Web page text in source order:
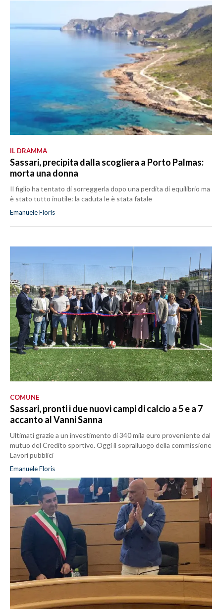
IL DRAMMA
Sassari, precipita dalla scogliera a Porto Palmas:
morta una donna
Il figlio ha tentato di sorreggerla dopo una perdita di equilibrio ma
è stato tutto inutile: la caduta le è stata fatale
Emanuele Floris
COMUNE
Sassari, pronti i due nuovi campi di calcio a 5 e a 7
accanto al Vanni Sanna
Ultimati grazie a un investimento di 340 mila euro proveniente dal
mutuo del Credito sportivo. Oggi il sopralluogo della commissione
Lavori pubblici
Emanuele Floris